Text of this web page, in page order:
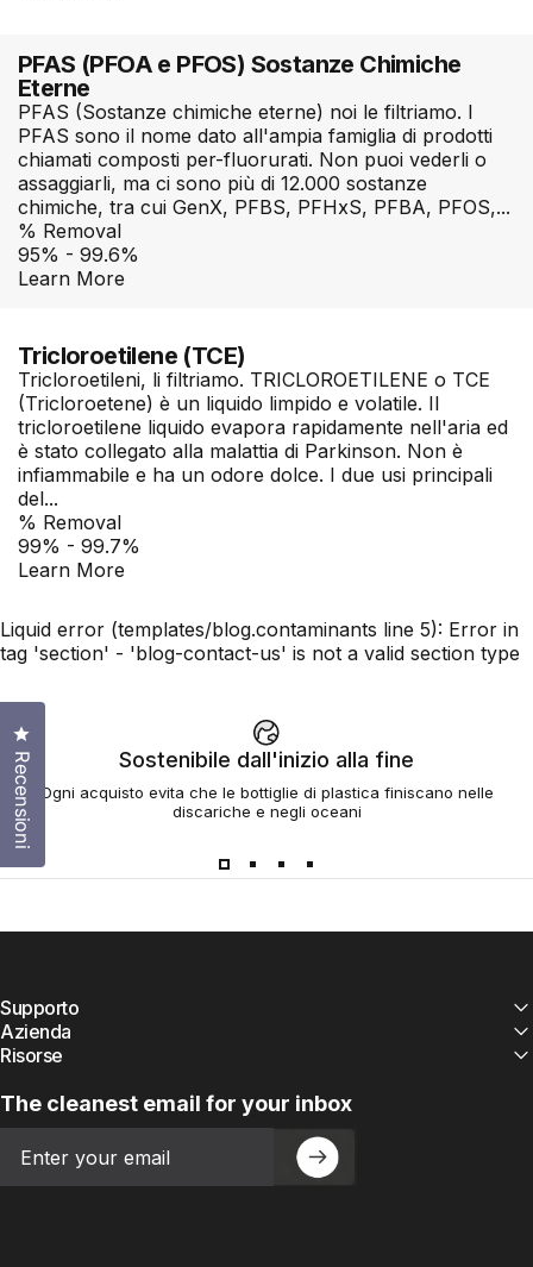
PFAS (PFOA e PFOS) Sostanze Chimiche
Eterne
PFAS (Sostanze chimiche eterne) noi le filtriamo. I
PFAS sono il nome dato all'ampia famiglia di prodotti
chiamati composti per-fluorurati. Non puoi vederli o
assaggiarli, ma ci sono più di 12.000 sostanze
chimiche, tra cui GenX, PFBS, PFHxS, PFBA, PFOS,...
% Removal
95% - 99.6%
Learn More
Tricloroetilene (TCE)
Tricloroetileni, li filtriamo. TRICLOROETILENE o TCE
(Tricloroetene) è un liquido limpido e volatile. Il
tricloroetilene liquido evapora rapidamente nell'aria ed
è stato collegato alla malattia di Parkinson. Non è
infiammabile e ha un odore dolce. I due usi principali
del...
% Removal
99% - 99.7%
Learn More
Liquid error (templates/blog.contaminants line 5): Error in
tag 'section' - 'blog-contact-us' is not a valid section type
Sostenibile dall'inizio alla fine
Ogni acquisto evita che le bottiglie di plastica finiscano nelle
discariche e negli oceani
Supporto
Azienda
Risorse
The cleanest email for your inbox
Recensioni
Clicca per aprire la finestra delle recensioni